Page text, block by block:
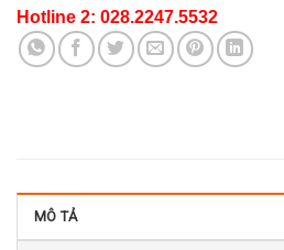
Hotline 2: 028.2247.5532
MÔ TẢ